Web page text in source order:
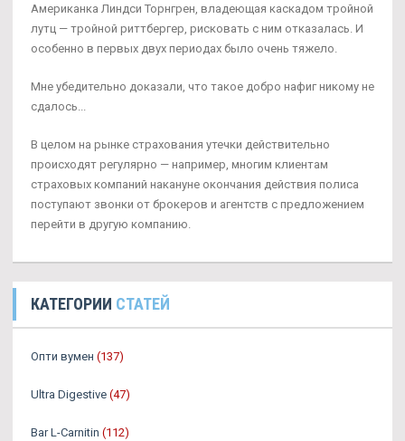
Американка Линдси Торнгрен, владеющая каскадом тройной
лутц — тройной риттбергер, рисковать с ним отказалась. И
особенно в первых двух периодах было очень тяжело.
Мне убедительно доказали, что такое добро нафиг никому не
сдалось...
В целом на рынке страхования утечки действительно
происходят регулярно — например, многим клиентам
страховых компаний накануне окончания действия полиса
поступают звонки от брокеров и агентств с предложением
перейти в другую компанию.
КАТЕГОРИИ СТАТЕЙ
Опти вумен (137)
Ultra Digestive (47)
Bar L-Carnitin (112)